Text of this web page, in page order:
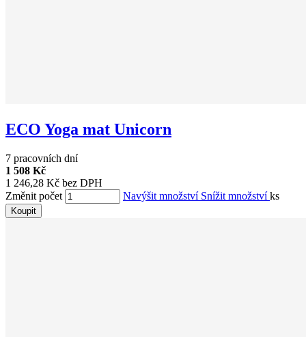
ECO Yoga mat Unicorn
7 pracovních dní
1 508 Kč
1 246,28 Kč bez DPH
Změnit počet
Navýšit množství Snížit množstvíks
Koupit